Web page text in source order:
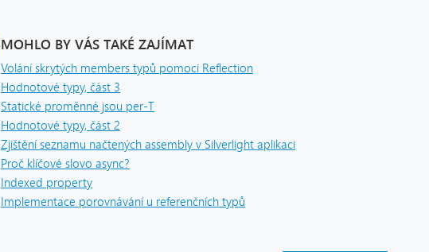
MOHLO BY VÁS TAKÉ ZAJÍMAT
Volání skrytých members typů pomoci Reflection
Hodnotové typy, část 3
Statické proměnné jsou per-T
Hodnotové typy, část 2
Zjištění seznamu načtených assembly v Silverlight aplikaci
Proč klíčové slovo async?
Indexed property
Implementace porovnávání u referenčních typů